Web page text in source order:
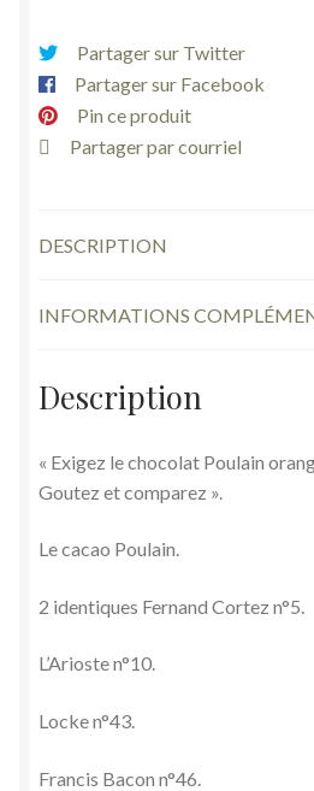
pub
chocolat
Poulain
orange
Partager sur Twitter
Partager sur Facebook
Pin ce produit
Partager par courriel
DESCRIPTION
INFORMATIONS
Description
« Exigez le chocolat Poulain
Goutez et comparez ».
Le cacao Poulain.
2 identiques Fernand Cortez n°5.
L’Arioste n°10.
Locke n°43.
Francis Bacon n°46.